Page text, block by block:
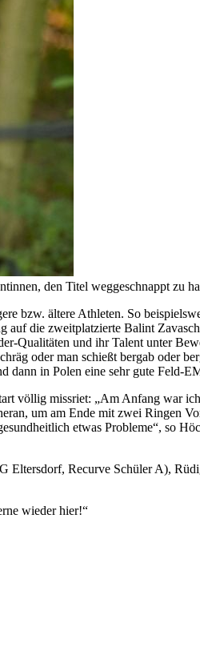
den Titel weggeschnappt zu
bzw. ältere Athleten. So
auf die zweitplatzierte Balint
Qualitäten und ihr Talent unter
oder man schießt bergab oder
dann in Polen eine sehr gute Feld-
völlig missriet: „Am Anfang war
um am Ende mit zwei Ringen
etwas Probleme“, so
Recurve Schüler A),
wieder hier!“